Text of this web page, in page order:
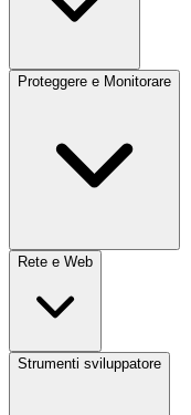
Proteggere e Monitorare
Rete e Web
Strumenti sviluppatore